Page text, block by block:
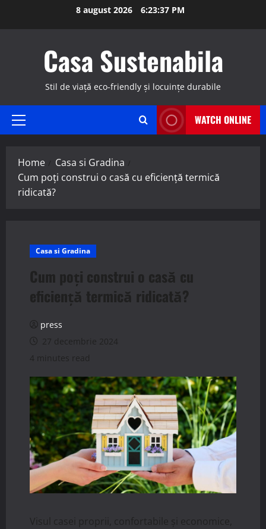
8 august 2026 6:23:38 PM
Casa Sustenabila
Stil de viață eco-friendly și locuințe durabile
Primary
WATCH ONLINE
Home
Casa si Gradina
Cum poți construi o casă cu eficiență termică
ridicată?
Casa si Gradina
Cum poți construi o casă cu
eficiență termică ridicată?
press
27 decembrie 2024
4 minutes read
Visul casei proprii, confortabile și economice,